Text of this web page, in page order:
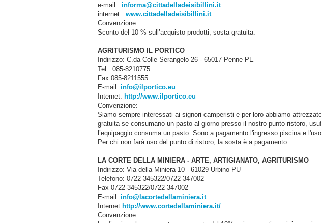
e-mail : informa@cittadelladeisibillini.it
internet : www.cittadelladeisibillini.it
Convenzione
Sconto del 10 % sull’acquisto prodotti, sosta gratuita.
AGRITURISMO IL PORTICO
Indirizzo: C.da Colle Serangelo 26 - 65017 Penne PE
Tel.: 085-8210775
Fax 085-8211555
E-mail: info@ilportico.eu
Internet: http://www.ilportico.eu
Convenzione:
Siamo sempre interessati ai signori camperisti e per loro abbiamo
gratuita se consumano un pasto al giorno presso il nostro punto ristoro,
l’equipaggio consuma un pasto. Sono a pagamento l'ingresso piscina e
Per chi non farà uso del punto di ristoro, la sosta è a pagamento.
LA CORTE DELLA MINIERA - ARTE, ARTIGIANATO, AGRITURISMO
Indirizzo: Via della Miniera 10 - 61029 Urbino PU
Telefono: 0722-345322/0722-347002
Fax 0722-345322/0722-347002
E-mail: info@lacortedellaminiera.it
Internet http://www.cortedellaminiera.it/
Convenzione: